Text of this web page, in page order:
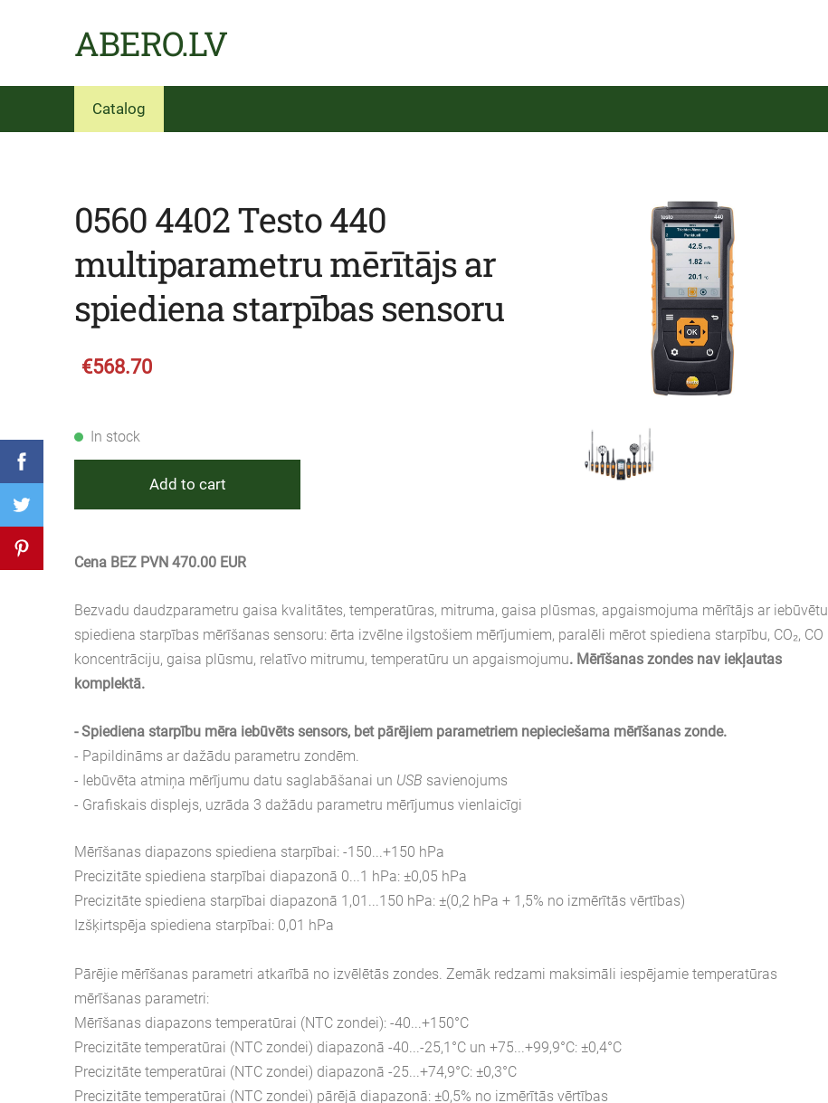
ABERO.LV
Catalog
0560 4402 Testo 440
multiparametru mērītājs ar
spiediena starpības sensoru
€568.70
In stock
Add to cart
Cena BEZ PVN 470.00 EUR
Bezvadu daudzparametru gaisa kvalitātes, temperatūras, mitruma, gaisa plūsmas, apgaismojuma mērītājs ar iebūvētu
spiediena starpības mērīšanas sensoru: ērta izvēlne ilgstošiem mērījumiem, paralēli mērot spiediena starpību, CO₂, CO
koncentrāciju, gaisa plūsmu, relatīvo mitrumu, temperatūru un apgaismojumu. Mērīšanas zondes nav iekļautas
komplektā.
- Spiediena starpību mēra iebūvēts sensors, bet pārējiem parametriem nepieciešama mērīšanas zonde.
- Papildināms ar dažādu parametru zondēm.
- Iebūvēta atmiņa mērījumu datu saglabāšanai un USB savienojums
- Grafiskais displejs, uzrāda 3 dažādu parametru mērījumus vienlaicīgi
Mērīšanas diapazons spiediena starpībai: -150...+150 hPa
Precizitāte spiediena starpībai diapazonā 0...1 hPa: ±0,05 hPa
Precizitāte spiediena starpībai diapazonā 1,01...150 hPa: ±(0,2 hPa + 1,5% no izmērītās vērtības)
Izšķirtspēja spiediena starpībai: 0,01 hPa
Pārējie mērīšanas parametri atkarībā no izvēlētās zondes. Zemāk redzami maksimāli iespējamie temperatūras
mērīšanas parametri:
Mērīšanas diapazons temperatūrai (NTC zondei): -40...+150°C
Precizitāte temperatūrai (NTC zondei) diapazonā -40...-25,1 °C un +75...+99,9°C: ±0,4°C
Precizitāte temperatūrai (NTC zondei) diapazonā -25...+74,9°C: ±0,3°C
Precizitāte temperatūrai (NTC zondei) pārējā diapazonā: ±0,5% no izmērītās vērtības